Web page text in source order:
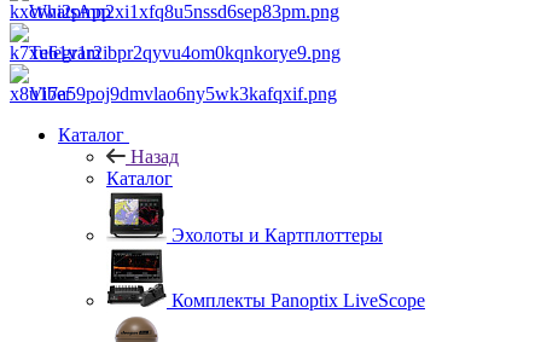
WhatsApp
Telegram
Viber
Каталог
Назад
Каталог
Эхолоты и Картплоттеры
Комплекты Panoptix LiveScope